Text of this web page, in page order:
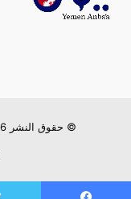
© حقوق النشر 2026، جميع الحقوق محفوظة لـ